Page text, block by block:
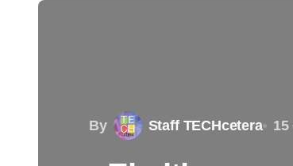
By Staff TECHcetera 15